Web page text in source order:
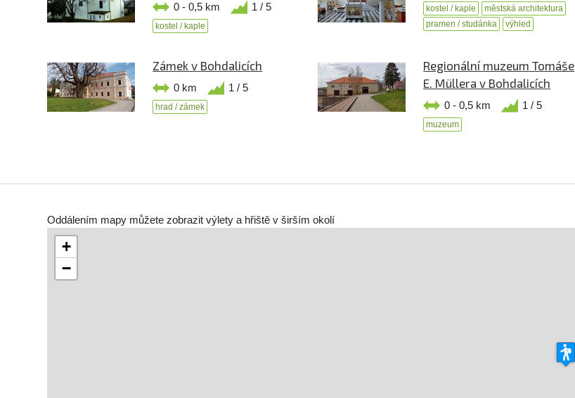
0 - 0,5 km 1 / 5
kostel / kaple
kostel / kaple
městská architektura
pramen / studánka
výhled
Zámek v Bohdalicích
0 km 1 / 5
hrad / zámek
Regionální muzeum Tomáše
E. Müllera v Bohdalicích
0 - 0,5 km 1 / 5
muzeum
Oddálením mapy můžete zobrazit výlety a hřiště v širším okolí
+
−